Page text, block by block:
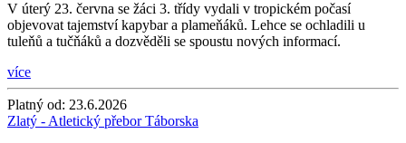
V úterý 23. června se žáci 3. třídy vydali v tropickém počasí
objevovat tajemství kapybar a plameňáků. Lehce se ochladili u
tuleňů a tučňáků a dozvěděli se spoustu nových informací.
více
Platný od: 23.6.2026
Zlatý - Atletický přebor Táborska